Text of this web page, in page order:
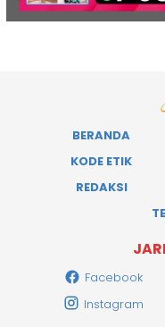
BERANDA
KODE ETIK
REDAKSI
Facebook
Instagram